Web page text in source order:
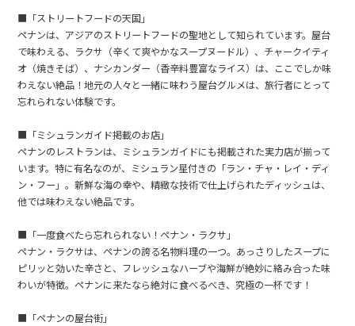
■「ストリートフードの天国」
ペナンは、アジアのストリートフードの聖地として知られています。屋台
で味わえる、ラクサ（辛くて爽やかなスープヌードル）、チャークイティ
オ（焼きそば）、ナシカンダー（香辛料豊富なライス）は、ここでしか味
わえない絶品！地元の人々と一緒に味わう屋台グルメは、旅行者にとって
忘れられない体験です。
■「ミシュランガイド掲載のお店」
ペナンのレストランは、ミシュランガイドにも掲載された実力店が揃って
います。特に有名なのが、ミシュラン星付きの「ラン・チャ・レイ・ディ
ン・フー」。新鮮な海の幸や、精緻な技術で仕上げられたディッシュは、
他では味わえない絶品です。
■「一度食べたら忘れられない！ペナン・ラクサ」
ペナン・ラクサは、ペナンの誇る名物料理の一つ。あっさりしたスープに
ピリッと効いた辛さと、フレッシュなハーブや海鮮が絶妙に絡み合った味
わいが特徴。ペナンに来たなら絶対に食べるべき、究極の一杯です！
■「ペナンの屋台街」